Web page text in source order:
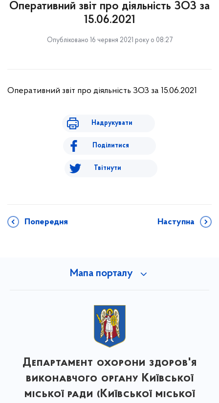
Оперативний звіт про діяльність ЗОЗ за
15.06.2021
Опубліковано 16 червня 2021 року о 08:27
Оперативний звіт про діяльність ЗОЗ за 15.06.2021
Надрукувати
Поділитися
Твітнути
Попередня Наступна
Мапа порталу
Департамент охорони здоров'я
виконавчого органу Київської
міської ради (Київської міської